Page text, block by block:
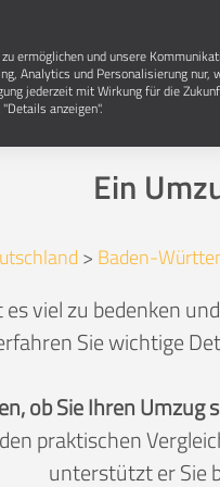
Umzug in
Ein
> Baden-
viel zu bedenken
Sie wichtige
ob Sie Ihren
praktischen
unterstützt er Sie
ermöglichen und unsere
Analytics und Personalisierung nur,
jederzeit mit Wirkung für die
anzeigen".